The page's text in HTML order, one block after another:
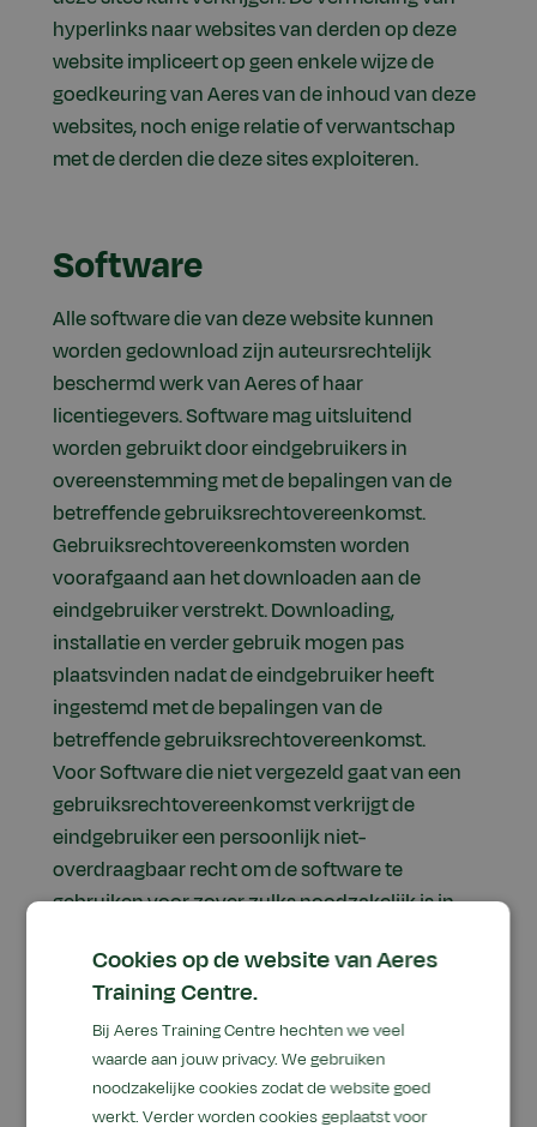
hyperlinks naar websites van derden op deze
website impliceert op geen enkele wijze de
goedkeuring van Aeres van de inhoud van deze
websites, noch enige relatie of verwantschap
met de derden die deze sites exploiteren.
Software
Alle software die van deze website kunnen
worden gedownload zijn auteursrechtelijk
beschermd werk van Aeres of haar
licentiegevers. Software mag uitsluitend
worden gebruikt door eindgebruikers in
overeenstemming met de bepalingen van de
betreffende gebruiksrechtovereenkomst.
Gebruiksrechtovereenkomsten worden
voorafgaand aan het downloaden aan de
eindgebruiker verstrekt. Downloading,
installatie en verder gebruik mogen pas
plaatsvinden nadat de eindgebruiker heeft
ingestemd met de bepalingen van de
betreffende gebruiksrechtovereenkomst.
Voor Software die niet vergezeld gaat van een
gebruiksrechtovereenkomst verkrijgt de
eindgebruiker een persoonlijk niet-
overdraagbaar recht om de software te
gebruiken voor zover zulks noodzakelijk is in
deze website.
Discussiegroepen en fora
Cookies op de website van Aeres
Training Centre.
Bij Aeres Training Centre hechten we veel
waarde aan jouw privacy. We gebruiken
noodzakelijke cookies zodat de website goed
werkt. Verder worden cookies geplaatst voor